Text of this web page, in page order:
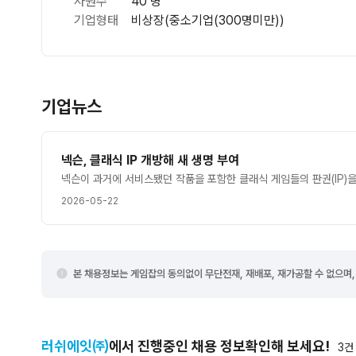
기업형태
비상장(중소기업(300명미만))
기업뉴스
넥슨, 클래식 IP 개방해 새 생명 부여
2026-05-22
본 채용정보는 게임잡의 동의없이 무단전재, 재배포, 재가공할 수 없으
러쉬에잇㈜에서 진행중인 채용 정보확인해 보세요! 3건